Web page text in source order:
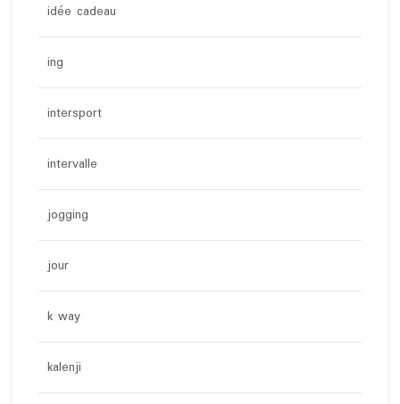
idée cadeau
ing
intersport
intervalle
jogging
jour
k way
kalenji